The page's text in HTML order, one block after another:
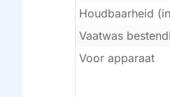
Houdbaarheid
Vaatwas
Voor apparaat